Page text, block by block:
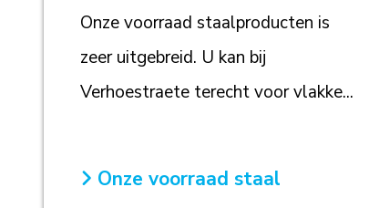
Onze voorraad staalproducten is
zeer uitgebreid. U kan bij
Verhoestraete terecht voor vlakke...
Onze voorraad staal